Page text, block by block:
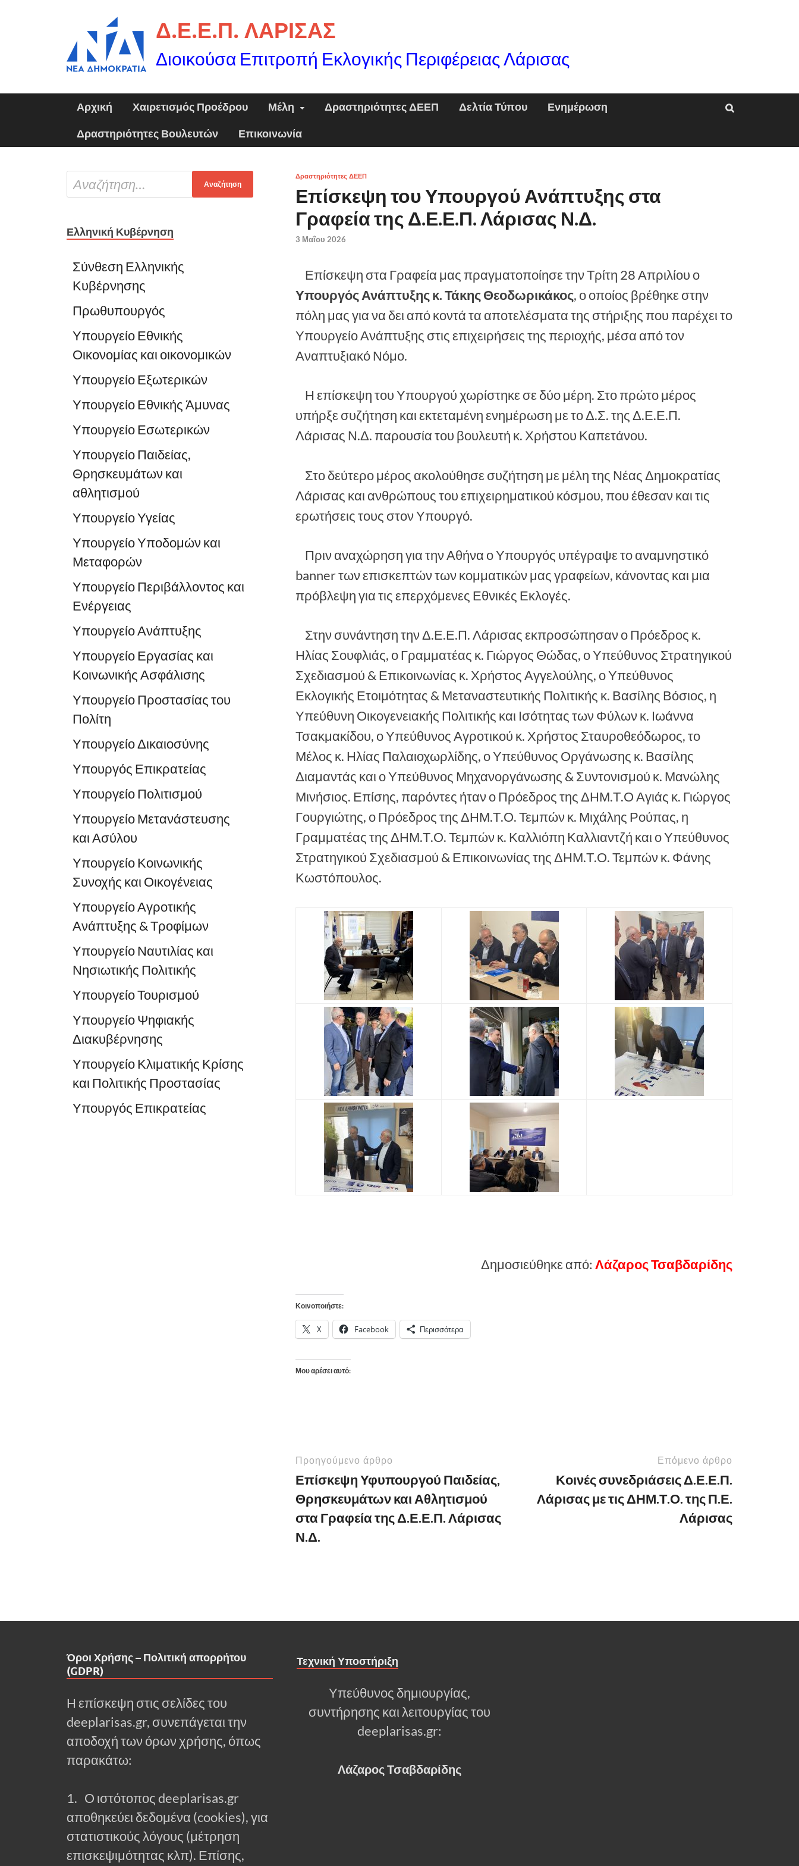
Δ.Ε.Ε.Π. ΛΑΡΙΣΑΣ
Διοικούσα Επιτροπή Εκλογικής Περιφέρειας Λάρισας
Αρχική Χαιρετισμός Προέδρου Μέλη Δραστηριότητες ΔΕΕΠ Δελτία Τύπου Ενημέρωση
Δραστηριότητες Βουλευτών Επικοινωνία
Δραστηριότητες ΔΕΕΠ
Επίσκεψη του Υπουργού Ανάπτυξης στα
Γραφεία της Δ.Ε.Ε.Π. Λάρισας Ν.Δ.
3 Μαΐου 2026
Επίσκεψη στα Γραφεία μας πραγματοποίησε την Τρίτη 28 Απριλίου ο
Υπουργός Ανάπτυξης κ. Τάκης Θεοδωρικάκος, ο οποίος βρέθηκε στην
πόλη μας για να δει από κοντά τα αποτελέσματα της στήριξης που παρέχει το
Υπουργείο Ανάπτυξης στις επιχειρήσεις της περιοχής, μέσα από τον
Αναπτυξιακό Νόμο.
Η επίσκεψη του Υπουργού χωρίστηκε σε δύο μέρη. Στο πρώτο μέρος
υπήρξε συζήτηση και εκτεταμένη ενημέρωση με το Δ.Σ. της Δ.Ε.Ε.Π.
Λάρισας Ν.Δ. παρουσία του βουλευτή κ. Χρήστου Καπετάνου.
Στο δεύτερο μέρος ακολούθησε συζήτηση με μέλη της Νέας Δημοκρατίας
Λάρισας και ανθρώπους του επιχειρηματικού κόσμου, που έθεσαν και τις
ερωτήσεις τους στον Υπουργό.
Πριν αναχώρηση για την Αθήνα ο Υπουργός υπέγραψε το αναμνηστικό
banner των επισκεπτών των κομματικών μας γραφείων, κάνοντας και μια
πρόβλεψη για τις επερχόμενες Εθνικές Εκλογές.
Στην συνάντηση την Δ.Ε.Ε.Π. Λάρισας εκπροσώπησαν ο Πρόεδρος κ.
Ηλίας Σουφλιάς, ο Γραμματέας κ. Γιώργος Θώδας, ο Υπεύθυνος Στρατηγικού
Σχεδιασμού & Επικοινωνίας κ. Χρήστος Αγγελούλης, ο Υπεύθυνος
Εκλογικής Ετοιμότητας & Μεταναστευτικής Πολιτικής κ. Βασίλης Βόσιος, η
Υπεύθυνη Οικογενειακής Πολιτικής και Ισότητας των Φύλων κ. Ιωάννα
Τσακμακίδου, ο Υπεύθυνος Αγροτικού κ. Χρήστος Σταυροθεόδωρος, το
Μέλος κ. Ηλίας Παλαιοχωρλίδης, ο Υπεύθυνος Οργάνωσης κ. Βασίλης
Διαμαντάς και ο Υπεύθυνος Μηχανοργάνωσης & Συντονισμού κ. Μανώλης
Μινήσιος. Επίσης, παρόντες ήταν ο Πρόεδρος της ΔΗΜ.Τ.Ο Αγιάς κ. Γιώργος
Γουργιώτης, ο Πρόεδρος της ΔΗΜ.Τ.Ο. Τεμπών κ. Μιχάλης Ρούπας, η
Γραμματέας της ΔΗΜ.Τ.Ο. Τεμπών κ. Καλλιόπη Καλλιαντζή και ο Υπεύθυνος
Στρατηγικού Σχεδιασμού & Επικοινωνίας της ΔΗΜ.Τ.Ο. Τεμπών κ. Φάνης
Κωστόπουλος.
Δημοσιεύθηκε από: Λάζαρος Τσαβδαρίδης
Κοινοποιήστε:
X Facebook Περισσότερα
Μου αρέσει αυτό:
Προηγούμενο άρθρο
Επίσκεψη Υφυπουργού Παιδείας,
Θρησκευμάτων και Αθλητισμού
στα Γραφεία της Δ.Ε.Ε.Π. Λάρισας
Ν.Δ.
Επόμενο άρθρο
Κοινές συνεδριάσεις Δ.Ε.Ε.Π.
Λάρισας με τις ΔΗΜ.Τ.Ο. της Π.Ε.
Λάρισας
Ελληνική Κυβέρνηση
Σύνθεση Ελληνικής
Κυβέρνησης
Πρωθυπουργός
Υπουργείο Εθνικής
Οικονομίας και οικονομικών
Υπουργείο Εξωτερικών
Υπουργείο Εθνικής Άμυνας
Υπουργείο Εσωτερικών
Υπουργείο Παιδείας,
Θρησκευμάτων και
αθλητισμού
Υπουργείο Υγείας
Υπουργείο Υποδομών και
Μεταφορών
Υπουργείο Περιβάλλοντος και
Ενέργειας
Υπουργείο Ανάπτυξης
Υπουργείο Εργασίας και
Κοινωνικής Ασφάλισης
Υπουργείο Προστασίας του
Πολίτη
Υπουργείο Δικαιοσύνης
Υπουργός Επικρατείας
Υπουργείο Πολιτισμού
Υπουργείο Μετανάστευσης
και Ασύλου
Υπουργείο Κοινωνικής
Συνοχής και Οικογένειας
Υπουργείο Αγροτικής
Ανάπτυξης & Τροφίμων
Υπουργείο Ναυτιλίας και
Νησιωτικής Πολιτικής
Υπουργείο Τουρισμού
Υπουργείο Ψηφιακής
Διακυβέρνησης
Υπουργείο Κλιματικής Κρίσης
και Πολιτικής Προστασίας
Υπουργός Επικρατείας
Όροι Χρήσης – Πολιτική απορρήτου
(GDPR)
Η επίσκεψη στις σελίδες του
deeplarisas.gr, συνεπάγεται την
αποδοχή των όρων χρήσης, όπως
παρακάτω:
1. Ο ιστότοπος deeplarisas.gr
αποθηκεύει δεδομένα (cookies), για
στατιστικούς λόγους (μέτρηση
επισκεψιμότητας κλπ). Επίσης,
Τεχνική Υποστήριξη
Υπεύθυνος δημιουργίας,
συντήρησης και λειτουργίας του
deeplarisas.gr:
Λάζαρος Τσαβδαρίδης